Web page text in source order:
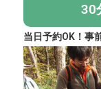
30
当日予約OK！事